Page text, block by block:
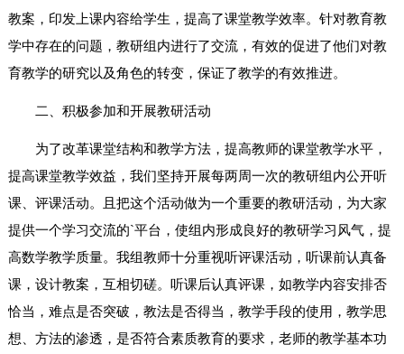
教案，印发上课内容给学生，提高了课堂教学效率。针对教育教
学中存在的问题，教研组内进行了交流，有效的促进了他们对教
育教学的研究以及角色的转变，保证了教学的有效推进。
二、积极参加和开展教研活动
为了改革课堂结构和教学方法，提高教师的课堂教学水平，
提高课堂教学效益，我们坚持开展每两周一次的教研组内公开听
课、评课活动。且把这个活动做为一个重要的教研活动，为大家
提供一个学习交流的`平台，使组内形成良好的教研学习风气，提
高数学教学质量。我组教师十分重视听评课活动，听课前认真备
课，设计教案，互相切磋。听课后认真评课，如教学内容安排否
恰当，难点是否突破，教法是否得当，教学手段的使用，教学思
想、方法的渗透，是否符合素质教育的要求，老师的教学基本功